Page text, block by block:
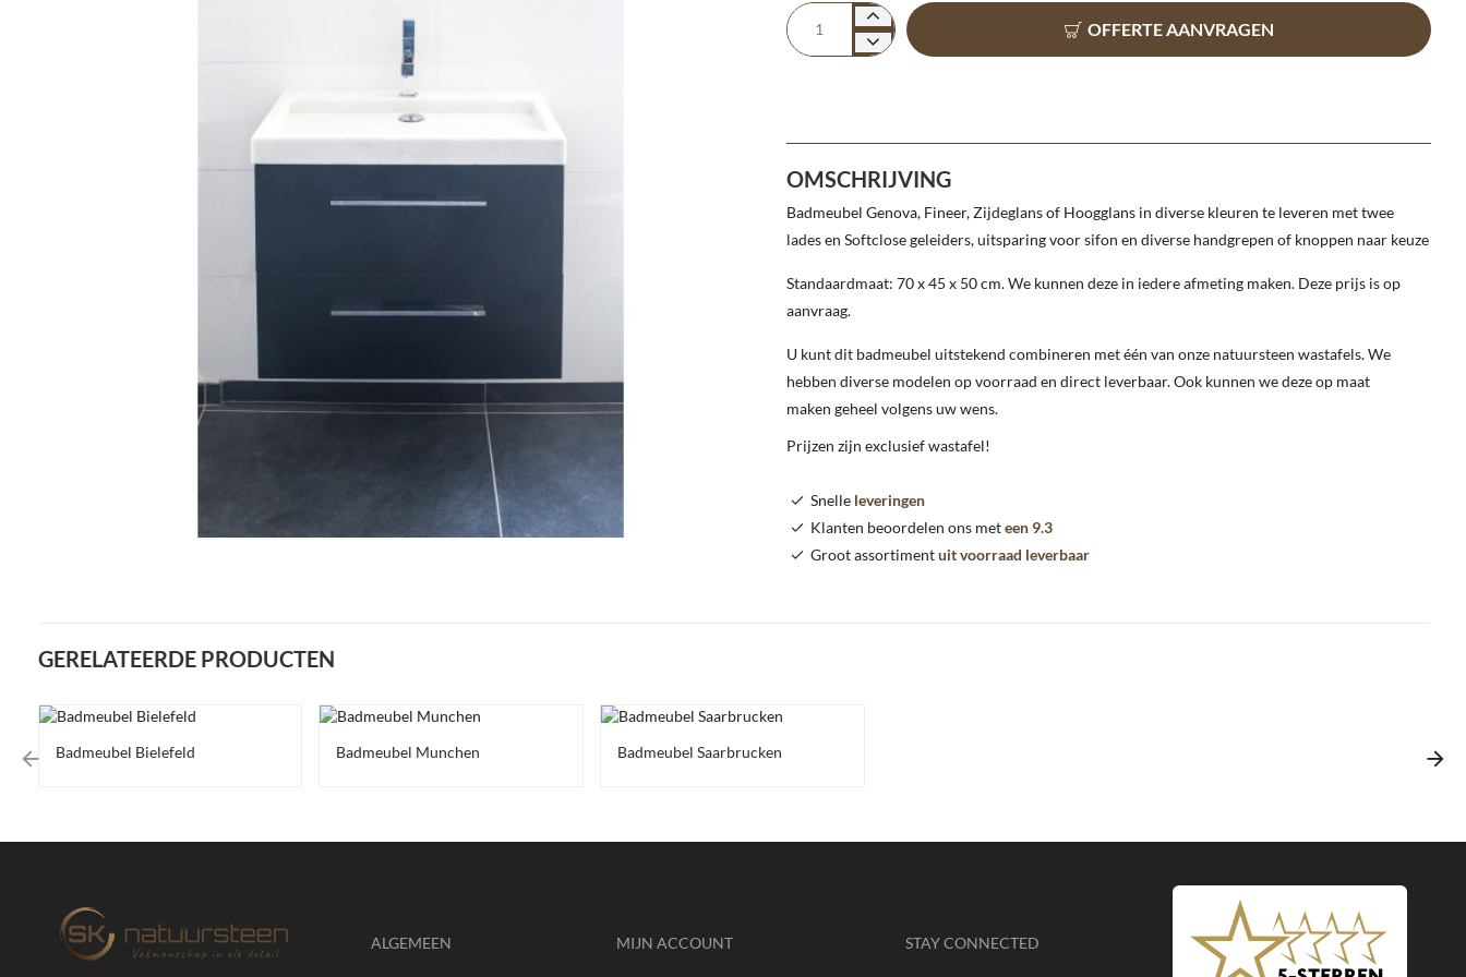
OFFERTE AANVRAGEN
OMSCHRIJVING
Badmeubel Genova, Fineer, Zijdeglans of Hoogglans in diverse kleuren te leveren met twee
lades en Softclose geleiders, uitsparing voor sifon en diverse handgrepen of knoppen naar keuze
Standaardmaat: 70 x 45 x 50 cm.We kunnen deze in iedere afmeting maken. Deze prijs is op
aanvraag.
U kunt dit badmeubel uitstekend combineren met één van onze natuursteen wastafels. We
hebben diverse modelen op voorraad en direct leverbaar. Ook kunnen we deze op maat
maken geheel volgens uw wens.
Prijzen zijn exclusief wastafel!
Snelle leveringen
Klanten beoordelen ons meteen 9.3
Groot assortimentuit voorraad leverbaar
GERELATEERDE PRODUCTEN
Badmeubel Bielefeld Badmeubel Munchen Badmeubel Saarbrucken
ALGEMEEN MIJN ACCOUNT STAY CONNECTED